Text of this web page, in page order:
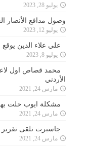
يوليو 28, 2023
وصول مدافع الأنصار
يوليو 12, 2023
علي علاء الدين يوقع
يوليو 8, 2023
محمد قصاص اول
الأردني
مارس 24, 2021
مشكلة ايوب حلت
مارس 24, 2021
جاسبرت تلقى
مارس 24, 2021